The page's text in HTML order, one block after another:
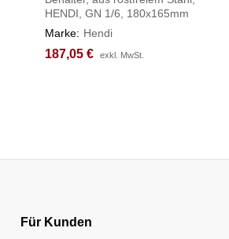
HENDI, GN 1/6, 180x165mm
Marke: Hendi
187,05 € exkl. MwSt.
187,05 € exkl. MwSt.
Für Kunden